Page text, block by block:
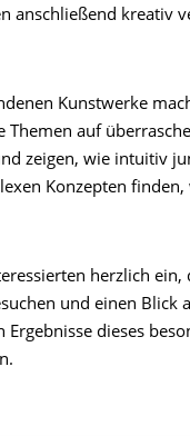
anschließend kreativ
Kunstwerke
Themen auf
zeigen, wie intuitiv
Konzepten finden,
herzlich ein,
und einen Blick
Ergebnisse dieses